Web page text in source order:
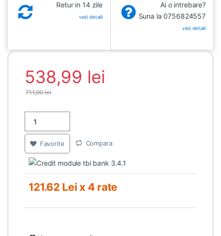
Retur in 14 zile
vezi detalii
Ai o intrebare?
Suna la 0756824557
vezi detalii
538,99 lei
711,00lei
Favorite Compara
121.62 Lei x 4 rate